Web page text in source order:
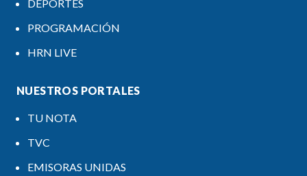
DEPORTES
PROGRAMACIÓN
HRN LIVE
NUESTROS PORTALES
TU NOTA
TVC
EMISORAS UNIDAS